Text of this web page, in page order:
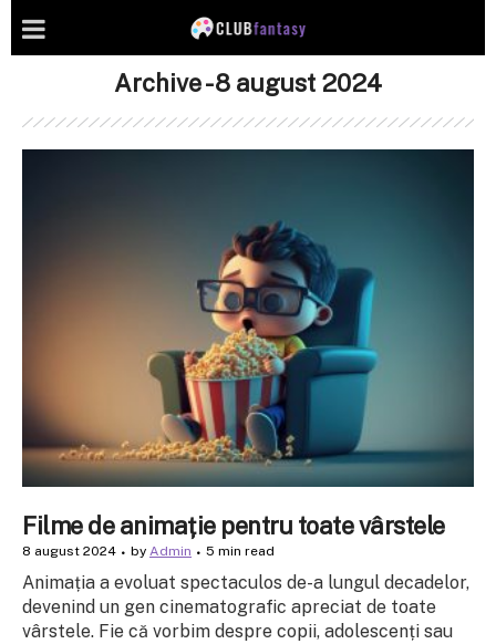
Archive - 8 august 2024
Filme de animație pentru toate vârstele
8 august 2024 by Admin 5 min read
Animația a evoluat spectaculos de-a lungul decadelor,
devenind un gen cinematografic apreciat de toate
vârstele. Fie că vorbim despre copii, adolescenți sau